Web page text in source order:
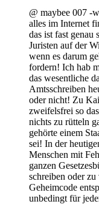
@ maybee 007 -
alles im Internet
das ist fast genau
Juristen auf der
wenn es darum
fordern! Ich hab
das wesentliche
Amtsschreiben
oder nicht! Zu
zweifelsfrei so
nichts zu rütteln
gehörte einem
sei! In der
Menschen mit
ganzen
schreiben oder zu
Geheimcode
unbedingt für